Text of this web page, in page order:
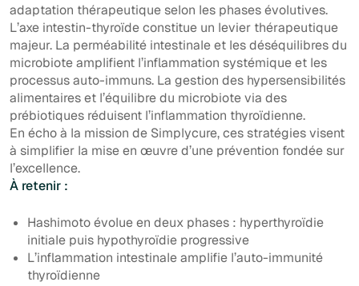
adaptation thérapeutique selon les phases évolutives.
L’axe intestin-thyroïde constitue un levier thérapeutique
majeur. La perméabilité intestinale et les déséquilibres du
microbiote amplifient l’inflammation systémique et les
processus auto-immuns. La gestion des hypersensibilités
alimentaires et l’équilibre du microbiote via des
prébiotiques réduisent l’inflammation thyroïdienne.
En écho à la mission de Simplycure, ces stratégies visent
à simplifier la mise en œuvre d’une prévention fondée sur
l’excellence.
À retenir :
Hashimoto évolue en deux phases : hyperthyroïdie
initiale puis hypothyroïdie progressive
L’inflammation intestinale amplifie l’auto-immunité
thyroïdienne